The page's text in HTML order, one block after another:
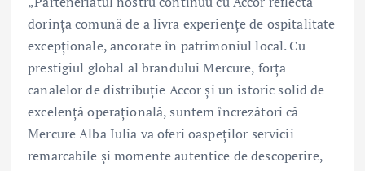
dorința comună de a livra experiențe de ospitalitate
excepționale, ancorate în patrimoniul local. Cu
prestigiul global al brandului Mercure, forța
canalelor de distribuție Accor și un istoric solid de
excelență operațională, suntem încrezători că
Mercure Alba Iulia va oferi oaspeților servicii
remarcabile și momente autentice de descoperire,